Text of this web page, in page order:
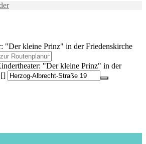
"Der kleine Prinz" in der Friedenskirche
"Der kleine Prinz" in der
[]